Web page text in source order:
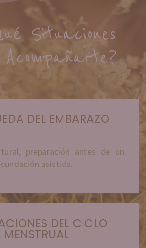
Situaciones
Acompañarte?
DEL EMBARAZO
preparación antes de un
asistida.
DEL CICLO
MENSTRUAL